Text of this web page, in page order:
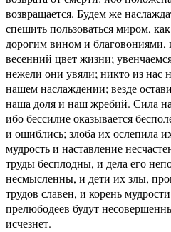
возвращается. Будем же
спешить пользоваться миром,
дорогим вином и благовониями,
весенний цвет жизни;
нежели они увяли; никто из нас
нашем наслаждении; везде
наша доля и наш жребий. Сила
ибо бессилие оказывается
и ошиблись; злоба их ослепила
мудрость и наставление
труды бесплодны, и дела его
несмысленны, и дети их злы,
трудов славен, и корень
прелюбодеев будут
исчезнет.